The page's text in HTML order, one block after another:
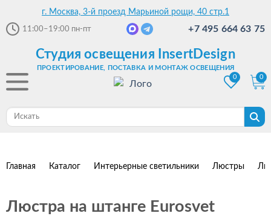
г. Москва, 3-й проезд Марьиной рощи, 40 стр.1
11:00–19:00 пн-пт +7 495 664 63 75
Студия освещения InsertDesign
ПРОЕКТИРОВАНИЕ, ПОСТАВКА И МОНТАЖ ОСВЕЩЕНИЯ
0
0
Главная Каталог Интерьерные светильники Люстры
Люстра на штанге Eurosvet